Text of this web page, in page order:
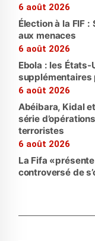
6 août 2026
Élection à la FIF
aux menaces
6 août 2026
Ebola : les
supplémentaires
6 août 2026
Abéibara, Kidal
série
terroristes
6 août 2026
La Fifa
controversé de